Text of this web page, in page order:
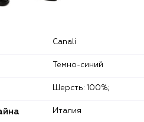
Canali
Темно-синий
Шерсть: 100%;
Италия